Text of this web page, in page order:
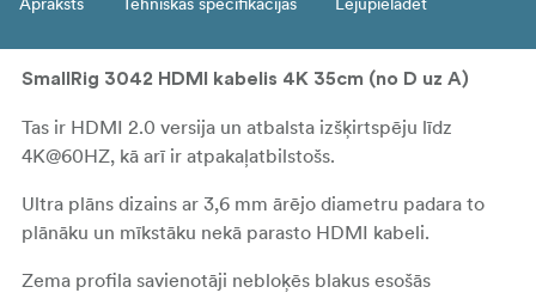
SmallRig 3042 HDMI kabelis 4K 35cm (no D uz A)
Tas ir HDMI 2.0 versija un atbalsta izšķirtspēju līdz
4K@60HZ, kā arī ir atpakaļatbilstošs.
Ultra plāns dizains ar 3,6 mm ārējo diametru padara to
plānāku un mīkstāku nekā parasto HDMI kabeli.
Zema profila savienotāji nebloķēs blakus esošās